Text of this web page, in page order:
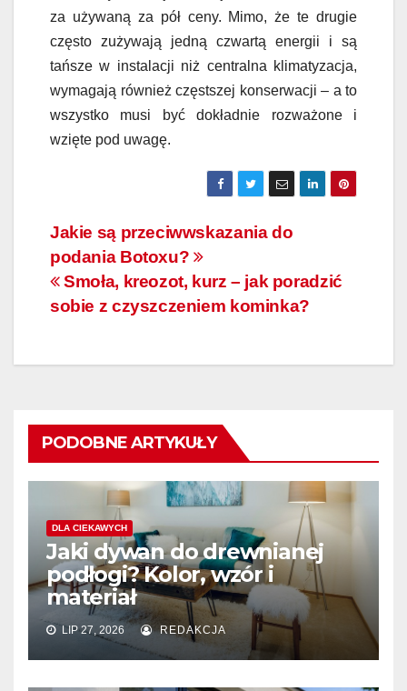
za używaną za pół ceny. Mimo, że te drugie
często zużywają jedną czwartą energii i są
tańsze w instalacji niż centralna klimatyzacja,
wymagają również częstszej konserwacji – a to
wszystko musi być dokładnie rozważone i
wzięte pod uwagę.
Nawigacja
wpisu
Jakie są przeciwwskazania do
podania Botoxu?
Smoła, kreozot, kurz – jak poradzić
sobie z czyszczeniem kominka?
PODOBNE ARTYKUŁY
DLA CIEKAWYCH
Jaki dywan do drewnianej
podłogi? Kolor, wzór i
materiał
LIP 27, 2026 REDAKCJA